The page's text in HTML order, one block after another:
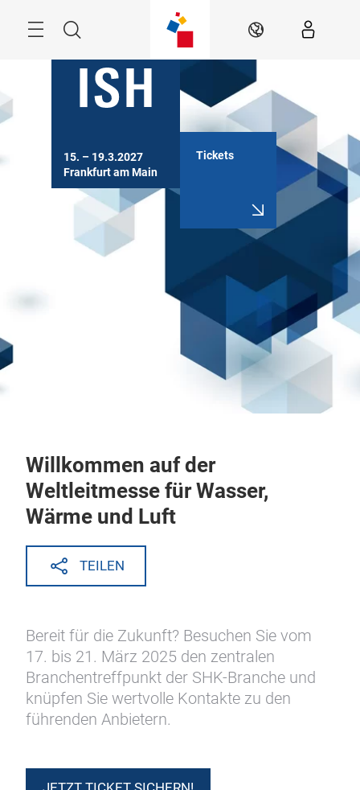
Suche DE
15. – 19.3.2027
Frankfurt am Main
Tickets
Willkommen auf der
Weltleitmesse für Wasser,
Wärme und Luft
TEILEN
Bereit für die Zukunft? Besuchen Sie vom
17. bis 21. März 2025 den zentralen
Branchentreffpunkt der SHK-Branche und
knüpfen Sie wertvolle Kontakte zu den
führenden Anbietern.